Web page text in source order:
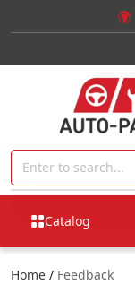
Catalog
Home / Feedback